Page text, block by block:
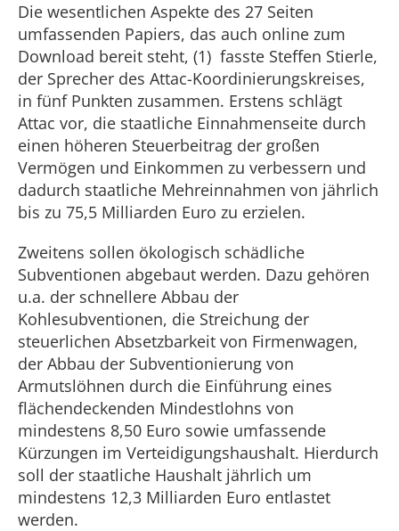
Die wesentlichen Aspekte des 27 Seiten
umfassenden Papiers, das auch online zum
Download bereit steht, (1) fasste Steffen Stierle,
der Sprecher des Attac-Koordinierungskreises,
in fünf Punkten zusammen. Erstens schlägt
Attac vor, die staatliche Einnahmenseite durch
einen höheren Steuerbeitrag der großen
Vermögen und Einkommen zu verbessern und
dadurch staatliche Mehreinnahmen von jährlich
bis zu 75,5 Milliarden Euro zu erzielen.
Zweitens sollen ökologisch schädliche
Subventionen abgebaut werden. Dazu gehören
u.a. der schnellere Abbau der
Kohlesubventionen, die Streichung der
steuerlichen Absetzbarkeit von Firmenwagen,
der Abbau der Subventionierung von
Armutslöhnen durch die Einführung eines
flächendeckenden Mindestlohns von
mindestens 8,50 Euro sowie umfassende
Kürzungen im Verteidigungshaushalt. Hierdurch
soll der staatliche Haushalt jährlich um
mindestens 12,3 Milliarden Euro entlastet
werden.